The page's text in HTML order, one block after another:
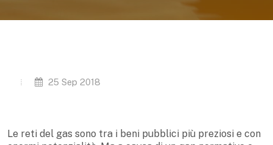
25 Sep 2018
Le reti del gas sono tra i beni pubblici più preziosi e con